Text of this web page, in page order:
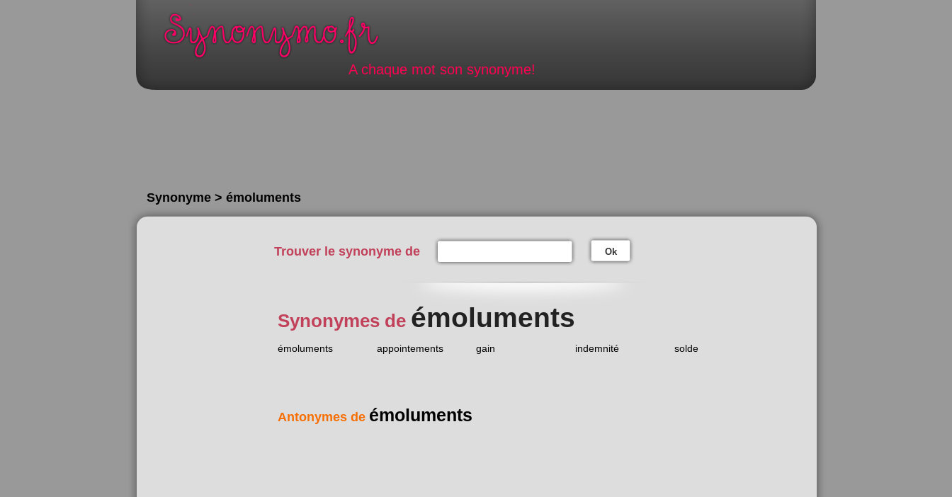
A chaque mot son synonyme!
Synonyme > émoluments
Trouver le synonyme de Ok
Synonymes de émoluments
émoluments appointements gain indemnité solde
Antonymes de émoluments